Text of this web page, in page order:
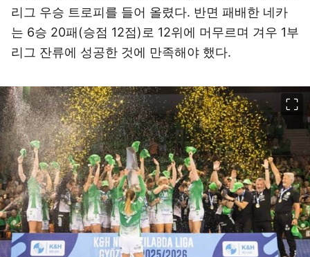
리그 우승 트로피를 들어 올렸다. 반면 패배한 네카
는 6승 20패(승점 12점)로 12위에 머무르며 겨우 1부
리그 잔류에 성공한 것에 만족해야 했다.